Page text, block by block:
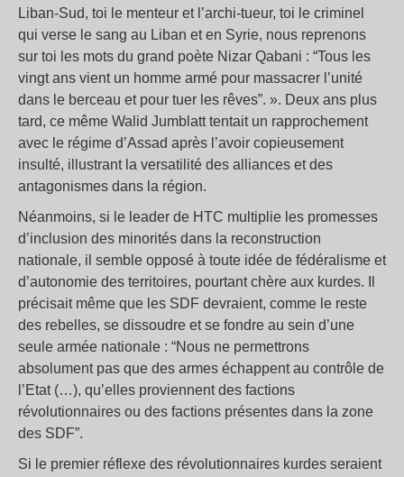
Liban-Sud, toi le menteur et l’archi-tueur, toi le criminel
qui verse le sang au Liban et en Syrie, nous reprenons
sur toi les mots du grand poète Nizar Qabani : “Tous les
vingt ans vient un homme armé pour massacrer l’unité
dans le berceau et pour tuer les rêves”. ». Deux ans plus
tard, ce même Walid Jumblatt tentait un rapprochement
avec le régime d’Assad après l’avoir copieusement
insulté, illustrant la versatilité des alliances et des
antagonismes dans la région.
Néanmoins, si le leader de HTC multiplie les promesses
d’inclusion des minorités dans la reconstruction
nationale, il semble opposé à toute idée de fédéralisme et
d’autonomie des territoires, pourtant chère aux kurdes. Il
précisait même que les SDF devraient, comme le reste
des rebelles, se dissoudre et se fondre au sein d’une
seule armée nationale : “Nous ne permettrons
absolument pas que des armes échappent au contrôle de
l’Etat (…), qu’elles proviennent des factions
révolutionnaires ou des factions présentes dans la zone
des SDF”.
Si le premier réflexe des révolutionnaires kurdes seraient